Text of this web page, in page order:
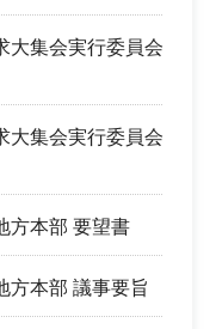
大集会実行委員会
大集会実行委員会
方本部 要望書
方本部 議事要旨